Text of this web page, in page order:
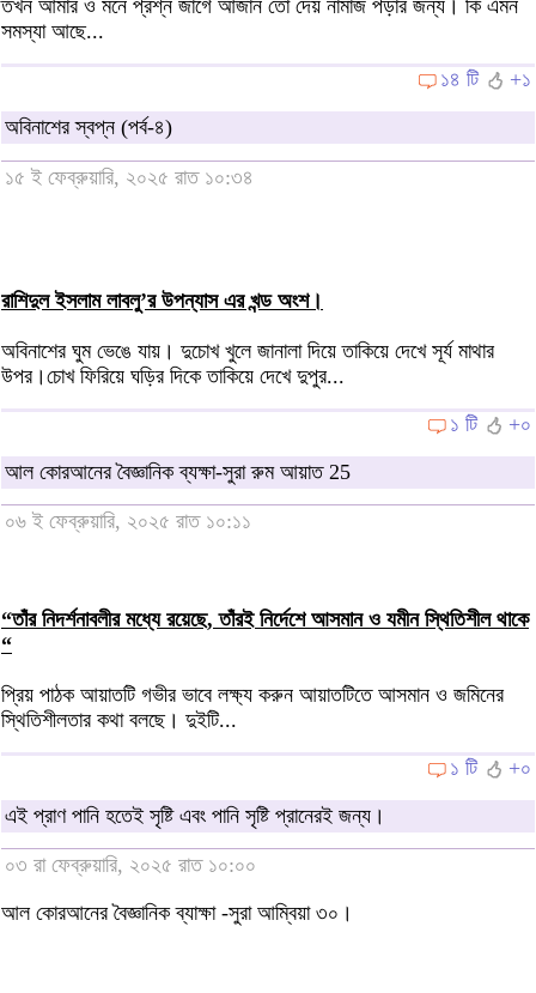
তখন আমার ও মনে প্রশ্ন জাগে আজান তো দেয় নামাজ পড়ার জন্য। কি এমন
সমস্যা আছে...
১৪ টি
+১
অবিনাশের স্বপ্ন (পর্ব-৪)
১৫ ই ফেব্রুয়ারি, ২০২৫ রাত ১০:৩৪
রাশিদুল ইসলাম লাবলু’র উপন্যাস এর খন্ড অংশ।
অবিনাশের ঘুম ভেঙে যায়। দুচোখ খুলে জানালা দিয়ে তাকিয়ে দেখে সূর্য মাথার
উপর।চোখ ফিরিয়ে ঘড়ির দিকে তাকিয়ে দেখে দুপুর...
১ টি
+০
আল কোরআনের বৈজ্ঞানিক ব্যক্ষা-সুরা রুম আয়াত 25
০৬ ই ফেব্রুয়ারি, ২০২৫ রাত ১০:১১
“তাঁর নিদর্শনাবলীর মধ্যে রয়েছে, তাঁরই নির্দেশে আসমান ও যমীন স্থিতিশীল থাকে
“
প্রিয় পাঠক আয়াতটি গভীর ভাবে লক্ষ্য করুন আয়াতটিতে আসমান ও জমিনের
স্থিতিশীলতার কথা বলছে। দুইটি...
১ টি
+০
এই প্রাণ পানি হতেই সৃষ্টি এবং পানি সৃষ্টি প্রানেরই জন্য।
০৩ রা ফেব্রুয়ারি, ২০২৫ রাত ১০:০০
আল কোরআনের বৈজ্ঞানিক ব্যাক্ষা -সুরা আম্বিয়া ৩০।